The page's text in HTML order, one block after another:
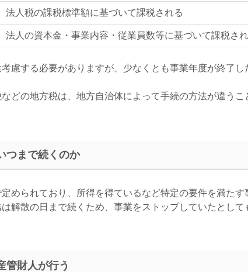
法人税の課税標準額に基づいて課税される
法人の資本金・事業内容・従業員数等に基づいて課税さ
慮する必要がありますが、少なくとも事業年度が終了し
どの地方税は、地方自治体によって手続の方法が違うこ
つまで続くのか
められており、所得を得ているなど特定の要件を満た
解散の日まで続くため、事業をストップしていたとし
管財人が行う